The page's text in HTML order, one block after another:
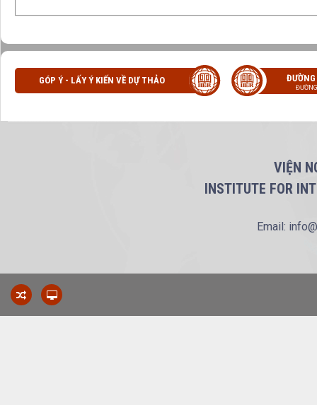
GÓP Ý - LẤY Ý KIẾN VỀ DỰ THẢO
VIỆN
INSTITUTE FOR
Email: